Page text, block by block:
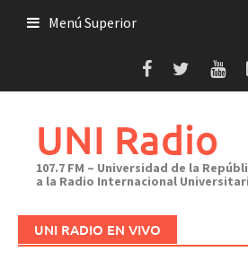
Menú Superior
UNI Radio
107.7 FM – Universidad de la
a la Radio Internacional
UNI RADIO EN VIVO